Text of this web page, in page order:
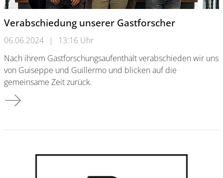
Verabschiedung unserer Gastforscher
06.06.2024 |
13:16 Uhr
Nach ihrem Gastforschungsaufenthalt verabschieden wir uns
von Guiseppe und Guillermo und blicken auf die
gemeinsame Zeit zurück.
Verabschiedung unserer Gastforscher